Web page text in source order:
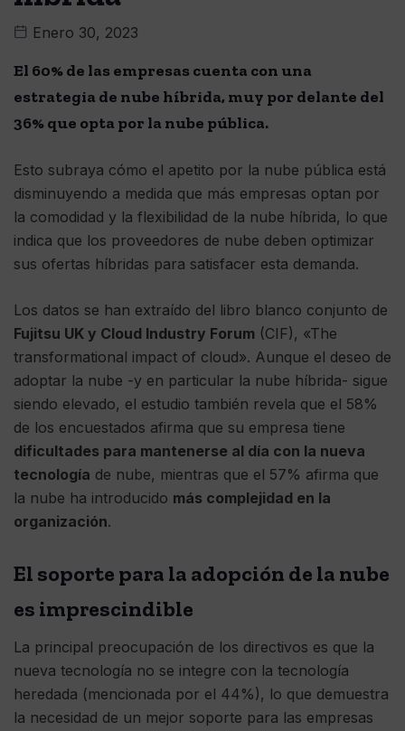
Enero 30, 2023
El 60% de las empresas cuenta con una
estrategia de nube híbrida, muy por delante del
36% que opta por la nube pública.
Esto subraya cómo el apetito por la nube pública está
disminuyendo a medida que más empresas optan por
la comodidad y la flexibilidad de la nube híbrida, lo que
indica que los proveedores de nube deben optimizar
sus ofertas híbridas para satisfacer esta demanda.
Los datos se han extraído del libro blanco conjunto de
Fujitsu UK y Cloud Industry Forum (CIF), «The
transformational impact of cloud». Aunque el deseo de
adoptar la nube -y en particular la nube híbrida- sigue
siendo elevado, el estudio también revela que el 58%
de los encuestados afirma que su empresa tiene
dificultades para mantenerse al día con la nueva
tecnología de nube, mientras que el 57% afirma que
la nube ha introducido más complejidad en la
organización.
El soporte para la adopción de la nube
es imprescindible
La principal preocupación de los directivos es que la
nueva tecnología no se integre con la tecnología
heredada (mencionada por el 44%), lo que demuestra
la necesidad de un mejor soporte para las empresas